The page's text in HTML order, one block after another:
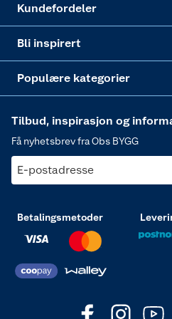
Kundefordeler
Bli inspirert
Populære kategorier
Tilbud, inspirasjon og
Få nyhetsbrev fra Obs BYGG
E-postadresse
Betalingsmetoder